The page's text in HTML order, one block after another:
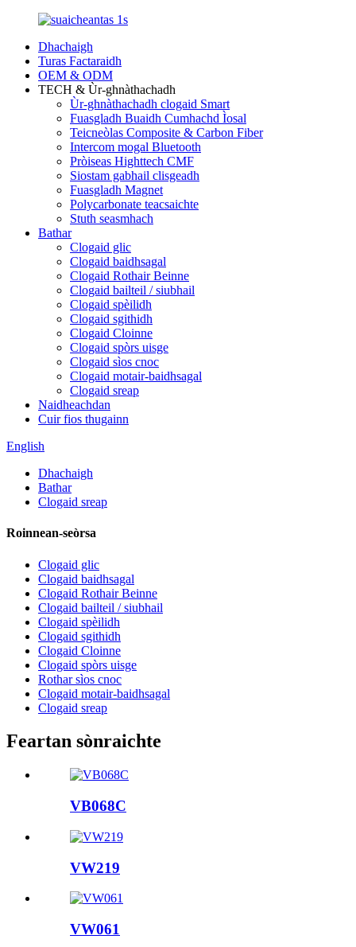
Dhachaigh
Turas Factaraidh
OEM & ODM
TECH & Ùr-ghnàthachadh
Ùr-ghnàthachadh clogaid Smart
Fuasgladh Buaidh Cumhachd Ìosal
Teicneòlas Composite & Carbon Fiber
Intercom mogal Bluetooth
Pròiseas Highttech CMF
Siostam gabhail clisgeadh
Fuasgladh Magnet
Polycarbonate teacsaichte
Stuth seasmhach
Bathar
Clogaid glic
Clogaid baidhsagal
Clogaid Rothair Beinne
Clogaid bailteil / siubhail
Clogaid spèilidh
Clogaid sgithidh
Clogaid Cloinne
Clogaid spòrs uisge
Clogaid sìos cnoc
Clogaid motair-baidhsagal
Clogaid sreap
Naidheachdan
Cuir fios thugainn
English
Dhachaigh
Bathar
Clogaid sreap
Roinnean-seòrsa
Clogaid glic
Clogaid baidhsagal
Clogaid Rothair Beinne
Clogaid bailteil / siubhail
Clogaid spèilidh
Clogaid sgithidh
Clogaid Cloinne
Clogaid spòrs uisge
Rothar sìos cnoc
Clogaid motair-baidhsagal
Clogaid sreap
Feartan sònraichte
VB068C
VW219
VW061